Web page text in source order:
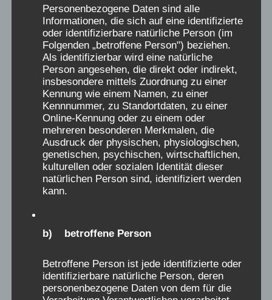
es anders erlebt hatten, stattdessen brach
eine Lawine von verzweifelten, schmerzhaften
und angsterregenden, oft das ganze Leben
bestimmenden schlimmen Erinnerungen sich
Bahn, und nur sehr selten meldeten sich
Menschen mit auch positiven Erlebnissen in der
Verschickung. Diese wenigen positiven
Erinnerungen von Menschen an
Verschickungen, stehen in keinem Verhältnis zu
den vielen Tausenden, die es traumatisch
empfanden. Sie dürfen nicht dazu benutzt
werden, diejenigen Erlebnisse zu relativieren,
dadurch, wenn in einer Austellung über das
Verschickungsleid 5 negative Erinnerungen,
was suggeriert, dass das Verhältnis sozusagen
„ausgeglichen“ war. Das bedient das alte
Personenbezogene Daten sind alle
Informationen, die sich auf eine identifizierte
oder identifizierbare natürliche Person (im
Folgenden „betroffene Person") beziehen.
Als identifizierbar wird eine natürliche
Person angesehen, die direkt oder indirekt,
insbesondere mittels Zuordnung zu einer
Kennung wie einem Namen, zu einer
Kennnummer, zu Standortdaten, zu einer
Online-Kennung oder zu einem oder
mehreren besonderen Merkmalen, die
Ausdruck der physischen, physiologischen,
genetischen, psychischen, wirtschaftlichen,
kulturellen oder sozialen Identität dieser
natürlichen Person sind, identifiziert werden
kann.
b) betroffene Person
Betroffene Person ist jede identifizierte oder
identifizierbare natürliche Person, deren
personenbezogene Daten von dem für die